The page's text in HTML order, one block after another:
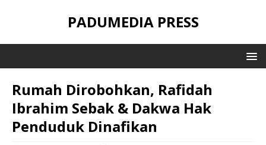
PADUMEDIA PRESS
Rumah Dirobohkan, Rafidah
Ibrahim Sebak & Dakwa Hak
Penduduk Dinafikan